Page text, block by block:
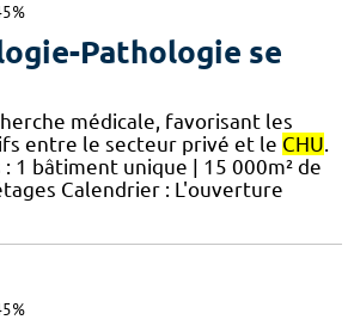
Pathologie se
médicale, favorisant les
entre le secteur privé et le CHU.
: 1 bâtiment unique | 15 000m² de
Calendrier : L'ouverture